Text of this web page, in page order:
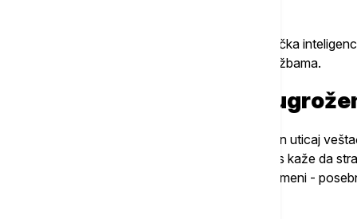
rekao kako veštačka
će prvo preuzeti poslove u korisničkim službama.
Koji poslovi će biti
Dok neki stručnjaci smatraju da bi pozitivan uticaj
negativne aspekte, profesor Džoanis Pitas kaže da
da ukrade poslove, kao i da ih potpuno zameni -